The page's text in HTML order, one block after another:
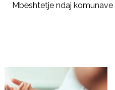
Mbështetje ndaj